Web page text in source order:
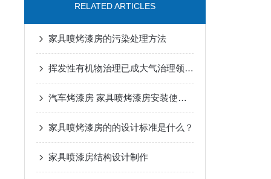
RELATED ARTICLES
家具喷烤漆房的污染处理方法
挥发性有机物治理已成大气治理领域短板
汽车烤漆房 家具喷烤漆房安装使用简介
家具喷烤漆房的的设计标准是什么？
家具喷漆房结构设计制作